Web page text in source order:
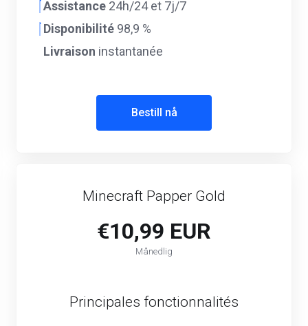
Assistance 24h/24 et 7j/7
Disponibilité 98,9 %
Livraison instantanée
Bestill nå
Minecraft Papper Gold
€10,99 EUR
Månedlig
Principales fonctionnalités